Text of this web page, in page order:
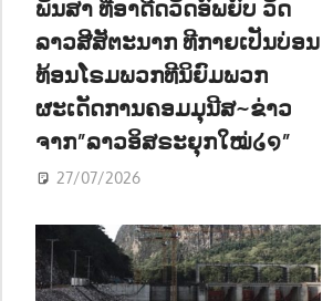
ພັນສາ ທີ່ອາດີດວັດອົພຍົບ ວັດ
ລາວສີສັຕະນາກ ທີກາຍເປັນບ່ອນ
ທ້ອນໂຣມພວກທີນິຍົມພວກ
ຜະເດັດການຄອມມຸນີສ~ຂ່າວ
ຈາກ”ລາວອິສຣະຍຸກໃໝ່໒໑”
27/07/2026